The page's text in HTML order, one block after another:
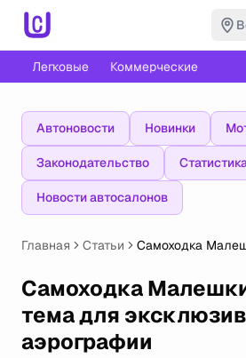
Легковые Коммерческие
Автоновости Новинки
Законодательство
Новости автосалонов
Главная Статьи
Самоходка
Самоходка
тема для
аэрографии